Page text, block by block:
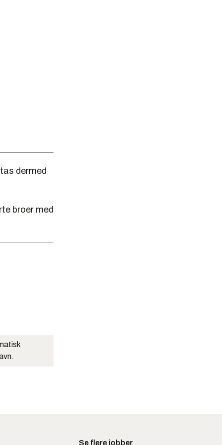
dermed
broer med
Se flere jobber